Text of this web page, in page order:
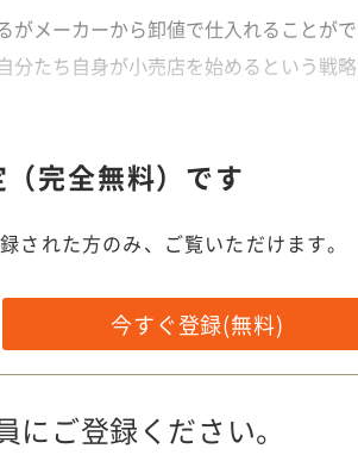
メーカーから卸値で仕入れることが
分たち自身が小売店を始めるという戦
完全無料）です
された方のみ、ご覧いただけます。
今すぐ登録(無料)
にご登録ください。